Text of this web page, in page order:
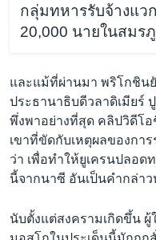
กลุ่มทหารรับจ้างแว
20,000 นายในสมร
และแม้ที่ผ่านมา พริโกชิน
ประธานาธิบดีวลาดิเมียร์
พึ่งพาอย่างที่สุด คลิปวิดีโ
เขาที่ขัดกับเหตุผลของกา
ว่า เพื่อทำให้ยูเครนปลอด
นี้จากนาซี อันเป็นคำกล่า
นับตั้งแต่สงครามเกิดขึ้น